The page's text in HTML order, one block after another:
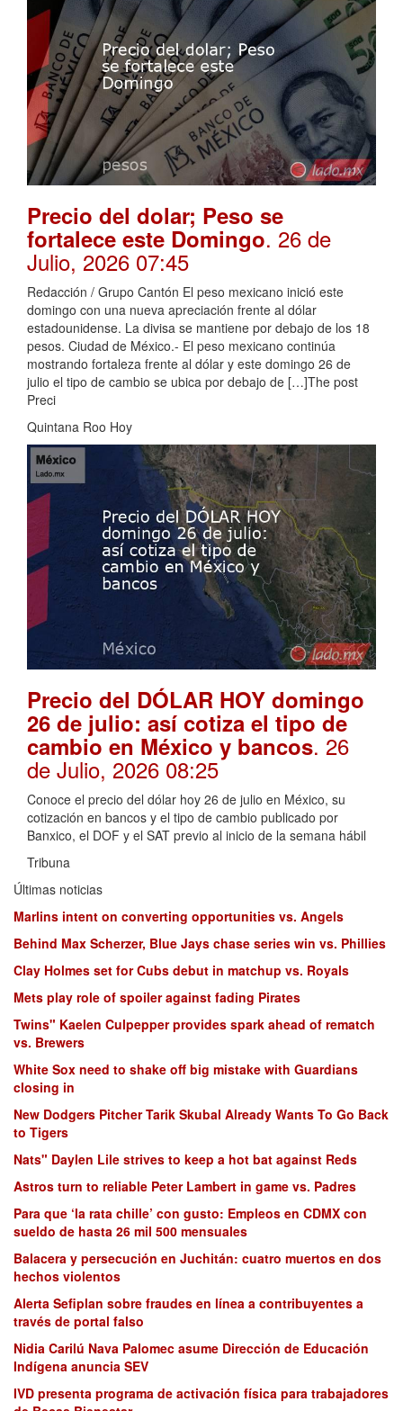
Precio del dolar; Peso se
fortalece este Domingo. 26 de
Julio, 2026 07:45
Redacción / Grupo Cantón El peso mexicano inició este
domingo con una nueva apreciación frente al dólar
estadounidense. La divisa se mantiene por debajo de los 18
pesos. Ciudad de México.- El peso mexicano continúa
mostrando fortaleza frente al dólar y este domingo 26 de
julio el tipo de cambio se ubica por debajo de […]The post
Preci
Quintana Roo Hoy
Precio del DÓLAR HOY domingo
26 de julio: así cotiza el tipo de
cambio en México y bancos. 26
de Julio, 2026 08:25
Conoce el precio del dólar hoy 26 de julio en México, su
cotización en bancos y el tipo de cambio publicado por
Banxico, el DOF y el SAT previo al inicio de la semana hábil
Tribuna
Últimas noticias
Marlins intent on converting opportunities vs. Angels
Behind Max Scherzer, Blue Jays chase series win vs. Phillies
Clay Holmes set for Cubs debut in matchup vs. Royals
Mets play role of spoiler against fading Pirates
Twins" Kaelen Culpepper provides spark ahead of rematch
vs. Brewers
White Sox need to shake off big mistake with Guardians
closing in
New Dodgers Pitcher Tarik Skubal Already Wants To Go Back
to Tigers
Nats" Daylen Lile strives to keep a hot bat against Reds
Astros turn to reliable Peter Lambert in game vs. Padres
Para que ‘la rata chille’ con gusto: Empleos en CDMX con
sueldo de hasta 26 mil 500 mensuales
Balacera y persecución en Juchitán: cuatro muertos en dos
hechos violentos
Alerta Sefiplan sobre fraudes en línea a contribuyentes a
través de portal falso
Nidia Carilú Nava Palomec asume Dirección de Educación
Indígena anuncia SEV
IVD presenta programa de activación física para trabajadores